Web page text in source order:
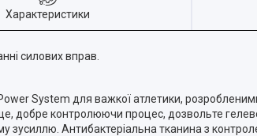
Характеристики
силових вправ.
System для важкої атлетики,
добре контролюючи процес, дозвольте
Антибактеріальна тканина з